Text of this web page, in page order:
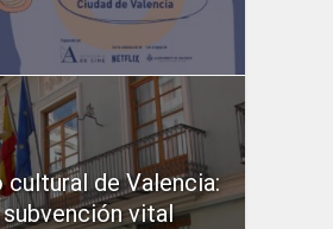
cultural de Valencia:
subvención vital